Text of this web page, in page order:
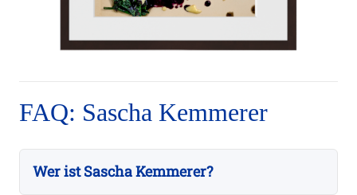
FAQ: Sascha Kemmerer
Wer ist Sascha Kemmerer?